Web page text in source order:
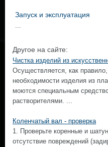
Запуск и эксплуатация
...
Другое на сайте:
Чистка изделий из
Осуществляется, как
необходимости изделия из
моются специальным
растворителями. ...
Коленчатый вал - проверка
1. Проверьте коренные и
отсутствие повреждений